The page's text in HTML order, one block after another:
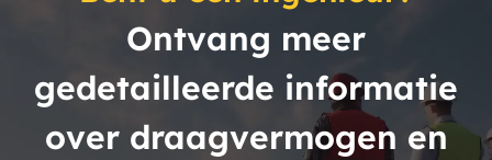
Ontvang meer
gedetailleerde informatie
over draagvermogen en